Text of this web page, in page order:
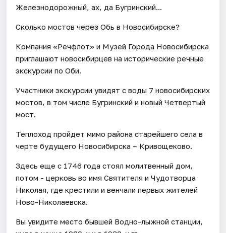
Железнодорожный, ах, да Бугринский...
Сколько мостов через Обь в Новосибирске?
Компания «Речфлот» и Музей Города Новосибирска
приглашают новосибирцев на исторические речные
экскурсии по Оби.
Участники экскурсии увидят с воды 7 новосибирских
мостов, в том числе Бугринский и новый Четвертый
мост.
Теплоход пройдет мимо района старейшего села в
черте будущего Новосибирска – Кривощеково.
Здесь еще с 1746 года стоял молитвенный дом,
потом - церковь во имя Святителя и Чудотворца
Николая, где крестили и венчали первых жителей
Ново-Николаевска.
Вы увидите место бывшей Водно-лыжной станции,